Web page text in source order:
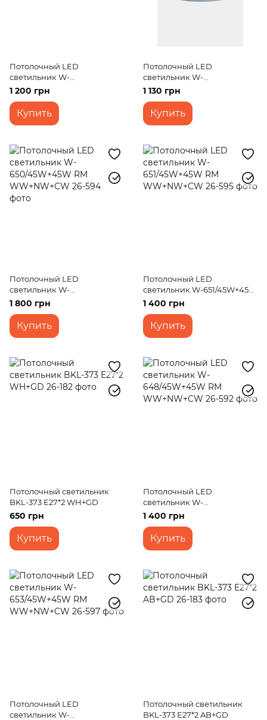
Потолочный LED
светильник W-
649/30W+30W RM
WW+NW+CW
1 200 грн
Купить
Потолочный LED
светильник W-
644/45W+45W RM
WW+NW+CW
1 130 грн
Купить
Потолочный LED
светильник W-
650/45W+45W RM
WW+NW+CW
1 800 грн
Купить
Потолочный LED
светильник W-651/45W+45W
RM WW+NW+CW
1 400 грн
Купить
Потолочный светильник
BKL-373 E27*2 WH+GD
650 грн
Купить
Потолочный LED
светильник W-
648/45W+45W RM
WW+NW+CW
1 400 грн
Купить
Потолочный LED
светильник W-
Потолочный светильник
BKL-373 E27*2 AB+GD